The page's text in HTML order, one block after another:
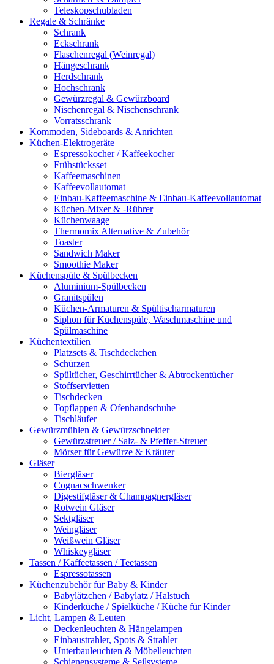
Teleskopschubladen
Regale & Schränke
Schrank
Eckschrank
Flaschenregal (Weinregal)
Hängeschrank
Herdschrank
Hochschrank
Gewürzregal & Gewürzboard
Nischenregal & Nischenschrank
Vorratsschrank
Kommoden, Sideboards & Anrichten
Küchen-Elektrogeräte
Espressokocher / Kaffeekocher
Frühstücksset
Kaffeemaschinen
Kaffeevollautomat
Einbau-Kaffeemaschine & Einbau-Kaffeevollautomat
Küchen-Mixer & -Rührer
Küchenwaage
Thermomix Alternative & Zubehör
Toaster
Sandwich Maker
Smoothie Maker
Küchenspüle & Spülbecken
Aluminium-Spülbecken
Granitspülen
Küchen-Armaturen & Spültischarmaturen
Siphon für Küchenspüle, Waschmaschine und
Spülmaschine
Küchentextilien
Platzsets & Tischdeckchen
Schürzen
Spültücher, Geschirrtücher & Abtrockentücher
Stoffservietten
Tischdecken
Topflappen & Ofenhandschuhe
Tischläufer
Gewürzmühlen & Gewürzschneider
Gewürzstreuer / Salz- & Pfeffer-Streuer
Mörser für Gewürze & Kräuter
Gläser
Biergläser
Cognacschwenker
Digestifgläser & Champagnergläser
Rotwein Gläser
Sektgläser
Weingläser
Weißwein Gläser
Whiskeygläser
Tassen / Kaffeetassen / Teetassen
Espressotassen
Küchenzubehör für Baby & Kinder
Babylätzchen / Babylatz / Halstuch
Kinderküche / Spielküche / Küche für Kinder
Licht, Lampen & Leuten
Deckenleuchten & Hängelampen
Einbaustrahler, Spots & Strahler
Unterbauleuchten & Möbelleuchten
Schienensysteme & Seilsysteme